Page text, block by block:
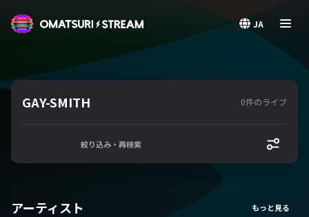
JA
GAY-SMITH 0件のライブ
絞り込み・再検索
アーティスト